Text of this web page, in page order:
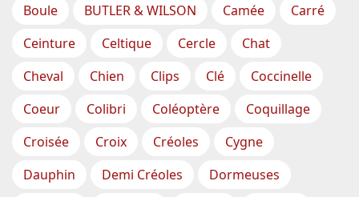
Boule
BUTLER & WILSON Camée
Carré
Ceinture
Celtique Cercle
Chat
Cheval
Chien Clips Clé
Coccinelle
Coeur
Colibri Coléoptère
Coquillage
Croisée
Croix Créoles
Cygne
Dauphin
Demi Créoles
Dormeuses